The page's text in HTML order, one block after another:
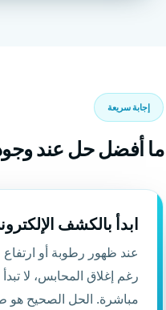
إجابة سريعة
ما أفضل حل عند
ابدأ بالكشف
عند ظهور رطوبة أو ارتفاع
رغم إغلاق المحابس، لا
مباشرة. الحل الصحيح هو